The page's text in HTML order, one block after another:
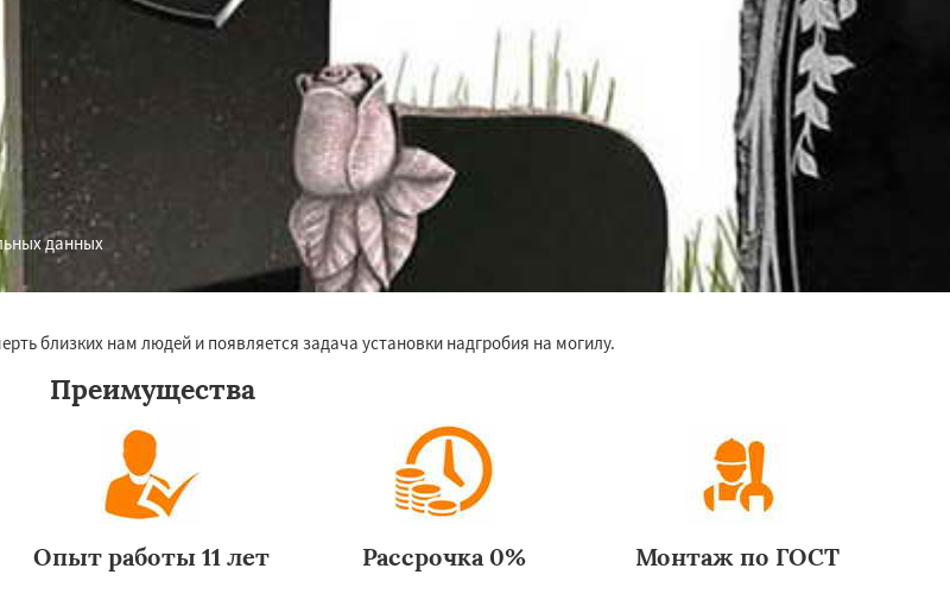
данных
близких нам людей и появляется задача установки надгробия на могилу.
Преимущества
Опыт работы 11 лет Рассрочка 0% Монтаж по ГОСТ